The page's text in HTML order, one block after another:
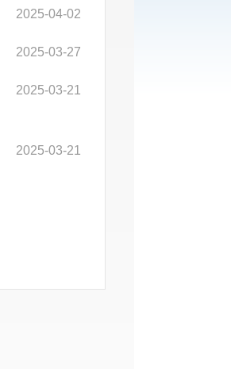
2025-04-02
2025-03-27
2025-03-21
2025-03-21